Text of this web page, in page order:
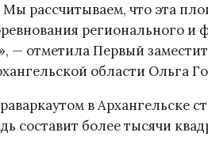
рассчитываем, что эта
регионального и
— отметила Первый
области Ольга
в Архангельске
составит более тысячи